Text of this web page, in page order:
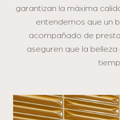
garantizan la máxima
entendemos que un
acompañado de
aseguren que la